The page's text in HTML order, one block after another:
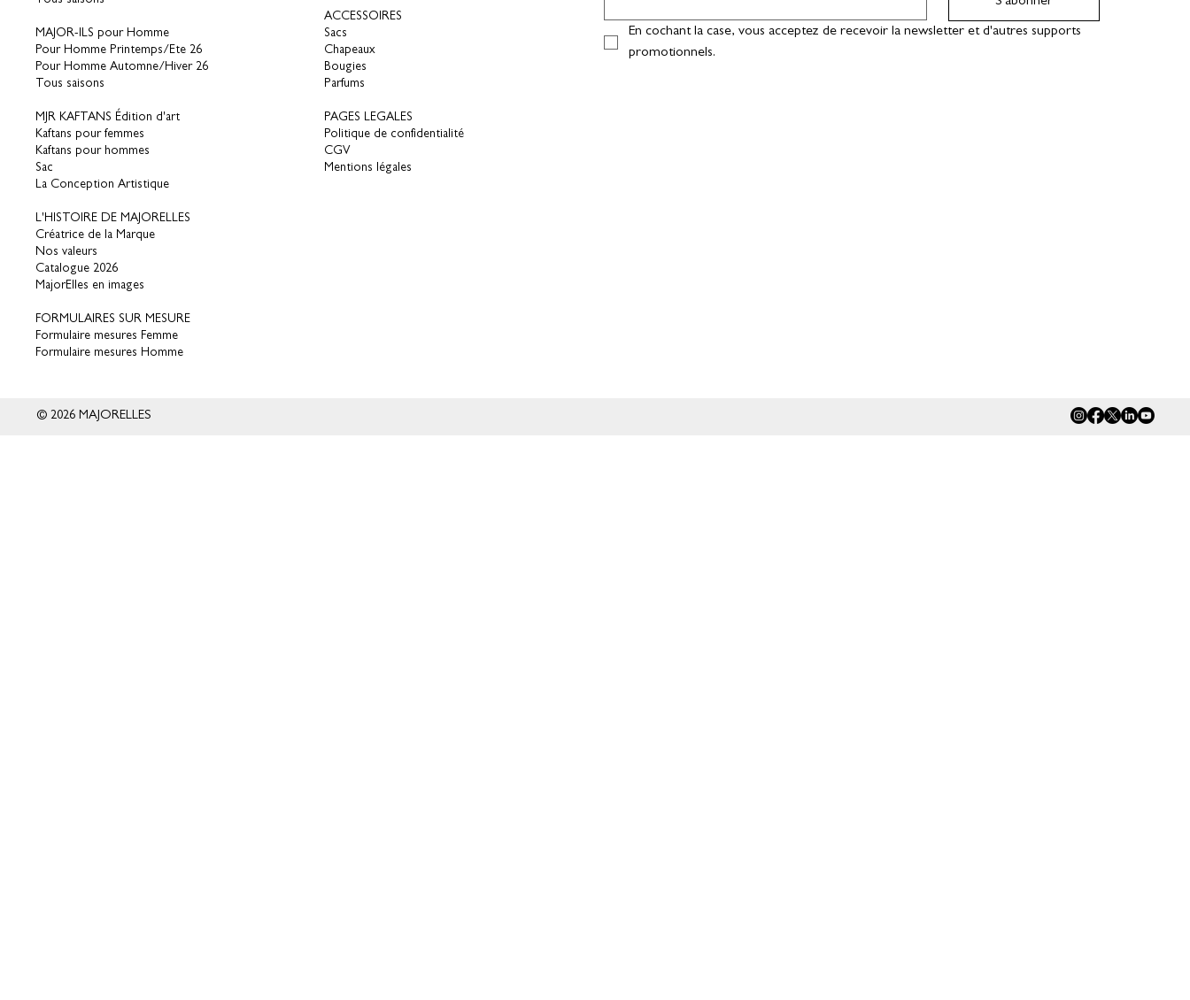
MAJOR-ILS pour Homme
Pour Homme Printemps/Ete 26
Pour Homme Automne/Hiver 26
Tous saisons
MJR KAFTANS Édition d'art
Kaftans pour femmes
Kaftans pour hommes
Sac
La Conception Artistique
L'HISTOIRE DE MAJORELLES
Créatrice de la Marque
Nos valeurs
Catalogue 2026
MajorElles en images
FORMULAIRES SUR MESURE
Formulaire mesures Femme
Formulaire mesures Homme
ACCESSOIRES
Sacs
Chapeaux
Bougies
Parfums
PAGES LEGALES
Politique de confidentialité
CGV
Mentions légales
En cochant la case, vous acceptez de recevoir la newsletter et d'autres supports
promotionnels.
© 2026 MAJORELLES